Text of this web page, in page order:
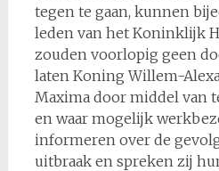
tegen te gaan, kunnen
leden van het Koninklijk
zouden voorlopig geen
laten Koning Willem-
Maxima door middel van
en waar mogelijk
informeren over de
uitbraak en spreken zij